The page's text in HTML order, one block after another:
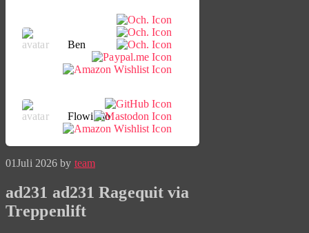
Ben
Flowinho
01Juli 2026 by team
ad231 ad231 Ragequit via
Treppenlift